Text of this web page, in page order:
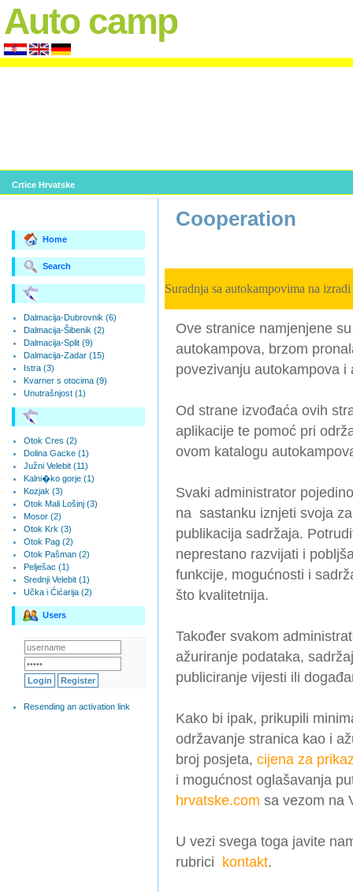
Auto camp
Crtice Hrvatske
Home
Search
Dalmacija-Dubrovnik (6)
Dalmacija-Šibenik (2)
Dalmacija-Split (9)
Dalmacija-Zadar (15)
Istra (3)
Kvarner s otocima (9)
Unutrašnjost (1)
Otok Cres (2)
Dolina Gacke (1)
Južni Velebit (11)
Kalni�ko gorje (1)
Kozjak (3)
Otok Mali Lošinj (3)
Mosor (2)
Otok Krk (3)
Otok Pag (2)
Otok Pašman (2)
Pelješac (1)
Srednji Velebit (1)
Učka i Ćićarija (2)
Users
Resending an activation link
Cooperation
Suradnja sa autokampovima na
Ove stranice namjenjene
autokampova, brzom
povezivanju autokampova i
Od strane izvođaća ovih
aplikacije te pomoć pri
ovom katalogu
Svaki administrator
na sastanku iznjeti svoja
publikacija sadržaja.
neprestano razvijati i
funkcije, mogućnosti i
što kvalitetnija.
Također svakom
ažuriranje podataka,
publiciranje vijesti ili
Kako bi ipak, prikupili
održavanje stranica kao i
broj posjeta, cijena za
i mogućnost oglašavanja
hrvatske.com sa vezom na
U vezi svega toga javite
rubrici kontakt.